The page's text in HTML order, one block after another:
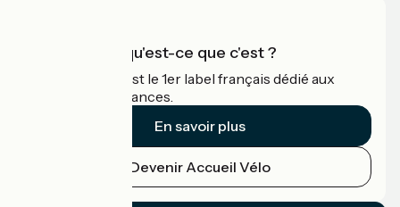
Accueil Vélo qu'est-ce que c'est ?
Accueil Vélo c'est le 1er label français dédié aux
cyclistes en vacances.
En savoir plus
Devenir Accueil Vélo